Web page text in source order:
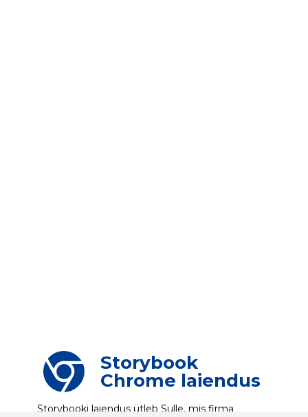
Storybook
Chrome laiendus
Storybooki laiendus ütleb Sulle, mis firma